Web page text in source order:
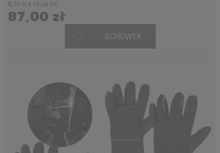
87,00 zł
8,70 zł x 10 rat 0%
SCHOWEK